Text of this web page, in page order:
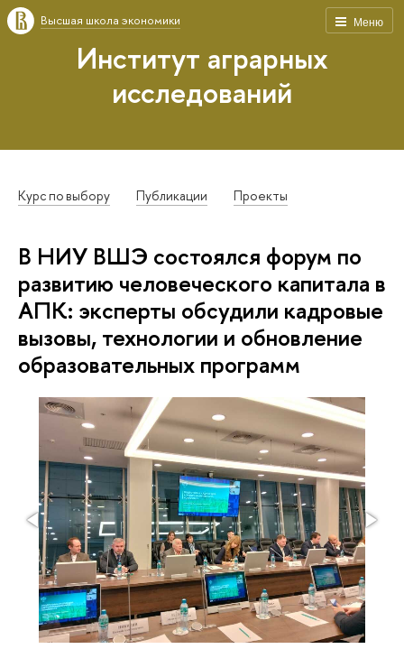
Меню
Высшая школа экономики
Институт аграрных
исследований
Курс по выбору Публикации Проекты
В НИУ ВШЭ состоялся форум по
развитию человеческого капитала в
АПК: эксперты обсудили кадровые
вызовы, технологии и обновление
образовательных программ